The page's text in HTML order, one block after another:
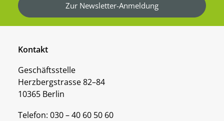
Zur Newsletter-Anmeldung
Kontakt
Geschäftsstelle
Herzbergstrasse 82–84
10365 Berlin
Telefon: 030 – 40 60 50 60